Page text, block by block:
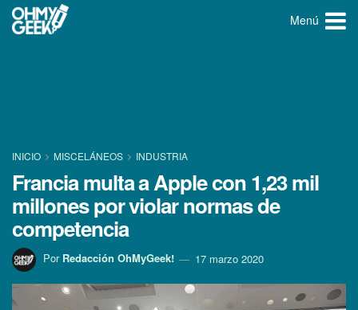
Menú
INICIO MISCELÁNEOS INDUSTRIA
Francia multa a Apple con 1,23 mil
millones por violar normas de
competencia
Por Redacción OhMyGeek! 17 marzo 2020